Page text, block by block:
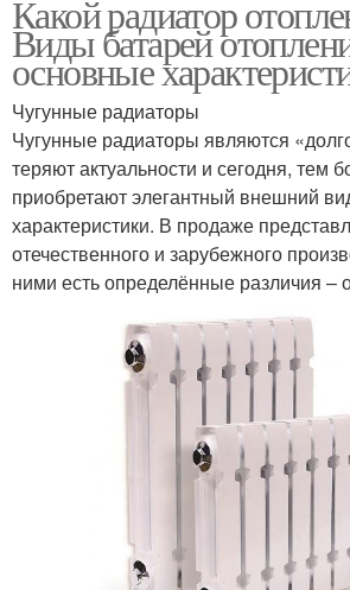
Какой радиатор
Виды батарей
основные
Чугунные радиаторы
Чугунные радиаторы являются
теряют актуальности и сегодня, тем
приобретают элегантный внешний
характеристики. В продаже
отечественного и зарубежного
ними есть определённые различия –